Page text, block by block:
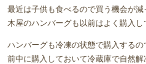
最近は子供も食べるので買う機会が
木屋のハンバーグも以前はよく購入し
ハンバーグも冷凍の状態で購入する
前中に購入しておいて冷蔵庫で自然解